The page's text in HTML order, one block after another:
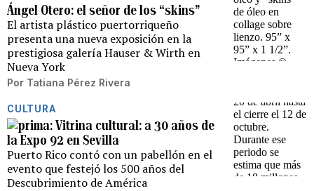
Ángel Otero: el señor de los “skins”
El artista plástico puertorriqueño
presenta una nueva exposición en la
prestigiosa galería Hauser & Wirth en
Nueva York
Por Tatiana Pérez Rivera
CULTURA
Vitrina cultural: a 30 años de
la Expo 92 en Sevilla
Puerto Rico contó con un pabellón en el
evento que festejó los 500 años del
Descubrimiento de América